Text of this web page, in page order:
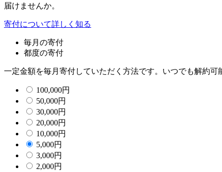
届けませんか。
寄付について詳しく知る
毎月の寄付
都度の寄付
一定金額を毎月寄付していただく方法です。いつでも解約可
100,000円
50,000円
30,000円
20,000円
10,000円
5,000円
3,000円
2,000円